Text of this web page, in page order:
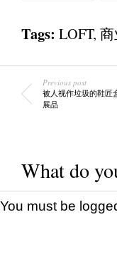
Tags: LOFT,
Previous post
被人视作垃圾的鞋匠
展品
What do
You must be